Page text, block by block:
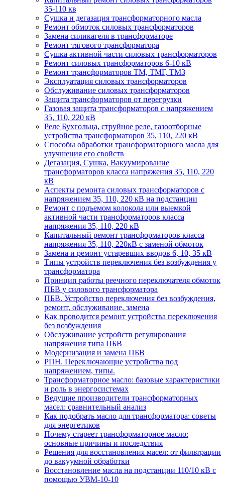
35-110 кв
Сушка и дегазация трансформаторного масла
Ремонт обмоток силовых трансформаторов
Замена силикагеля в трансформаторе
Ремонт тягового трансформатора
Сушка активной части силовых трансформаторов
Ремонт силовых трансформаторов 6-10 кВ
Ремонт трансформаторов ТМ, ТМГ, ТМЗ
Эксплуатация силовых трансформаторов
Обслуживание силовых трансформаторов
Защита трансформаторов от перегрузки
Газовая защита трансформаторов с напряжением
35, 110, 220 кВ
Реле Бухгольца, струйное реле, газоотборные
устройства трансформаторов 35, 110, 220 кВ
Способы обработки трансформаторного масла для
улучшения его свойств
Дегазация, Сушка, Вакуумирование
трансформаторов класса напряжения 35, 110, 220
кВ
Аспекты ремонта силовых трансформаторов с
напряжением 35, 110, 220 кВ на подстанции
Ремонт с подъемом колокола или выемкой
активной части трансформаторов класса
напряжения 35, 110, 220 кВ
Капитальный ремонт трансформаторов класса
напряжения 35, 110, 220кВ с заменой обмоток
Замена и ремонт устаревших вводов 6, 10, 35 кВ
Типы устройств переключения без возбуждения у
трансформатора
Принцип работы реечного переключателя обмоток
ПБВ у силового трансформатора
ПБВ. Устройство переключения без возбуждения,
ремонт, обслуживание, замена
Как проводится ремонт устройства переключения
без возбуждения
Обслуживание устройств регулирования
напряжения типа ПБВ
Модернизация и замена ПБВ
РПН. Переключающие устройства под
напряжением, типы.
Трансформаторное масло: базовые характеристики
и роль в энергосистемах
Ведущие производители трансформаторных
масел: сравнительный анализ
Как подобрать масло для трансформатора: советы
для энергетиков
Почему стареет трансформаторное масло:
основные причины и последствия
Решения для восстановления масел: от фильтрации
до вакуумной обработки
Восстановление масла на подстанции 110/10 кВ с
помощью УВМ-10-10